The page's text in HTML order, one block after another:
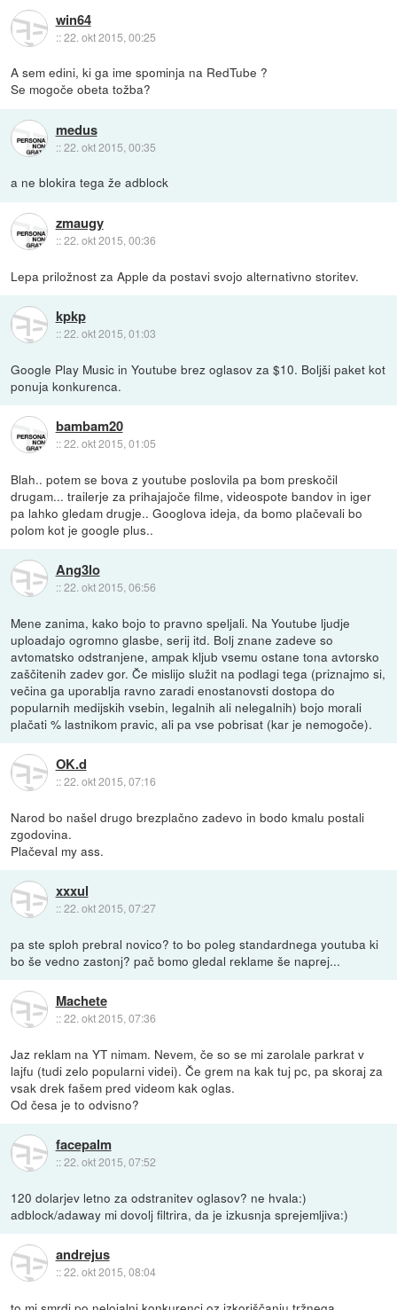
win64
::22. okt 2015, 00:25
A sem edini, ki ga ime spominja na RedTube ?
Se mogoče obeta tožba?
medus
::22. okt 2015, 00:35
a ne blokira tega že adblock
zmaugy
::22. okt 2015, 00:36
Lepa priložnost za Apple da postavi svojo alternativno storitev.
kpkp
::22. okt 2015, 01:03
Google Play Music in Youtube brez oglasov za $10. Boljši paket kot
ponuja konkurenca.
bambam20
::22. okt 2015, 01:05
Blah.. potem se bova z youtube poslovila pa bom preskočil
drugam... trailerje za prihajajoče filme, videospote bandov in iger
pa lahko gledam drugje.. Googlova ideja, da bomo plačevali bo
polom kot je google plus..
Ang3lo
::22. okt 2015, 06:56
Mene zanima, kako bojo to pravno speljali. Na Youtube ljudje
uploadajo ogromno glasbe, serij itd. Bolj znane zadeve so
avtomatsko odstranjene, ampak kljub vsemu ostane tona avtorsko
zaščitenih zadev gor. Če mislijo služit na podlagi tega (priznajmo si,
večina ga uporablja ravno zaradi enostanovsti dostopa do
popularnih medijskih vsebin, legalnih ali nelegalnih) bojo morali
plačati % lastnikom pravic, ali pa vse pobrisat (kar je nemogoče).
OK.d
::22. okt 2015, 07:16
Narod bo našel drugo brezplačno zadevo in bodo kmalu postali
zgodovina.
Plačeval my ass.
xxxul
::22. okt 2015, 07:27
pa ste sploh prebral novico? to bo poleg standardnega youtuba ki
bo še vedno zastonj? pač bomo gledal reklame še naprej...
Machete
::22. okt 2015, 07:36
Jaz reklam na YT nimam. Nevem, če so se mi zarolale parkrat v
lajfu (tudi zelo popularni videi). Če grem na kak tuj pc, pa skoraj za
vsak drek fašem pred videom kak oglas.
Od česa je to odvisno?
facepalm
::22. okt 2015, 07:52
120 dolarjev letno za odstranitev oglasov? ne hvala:)
adblock/adaway mi dovolj filtrira, da je izkusnja sprejemljiva:)
andrejus
::22. okt 2015, 08:04